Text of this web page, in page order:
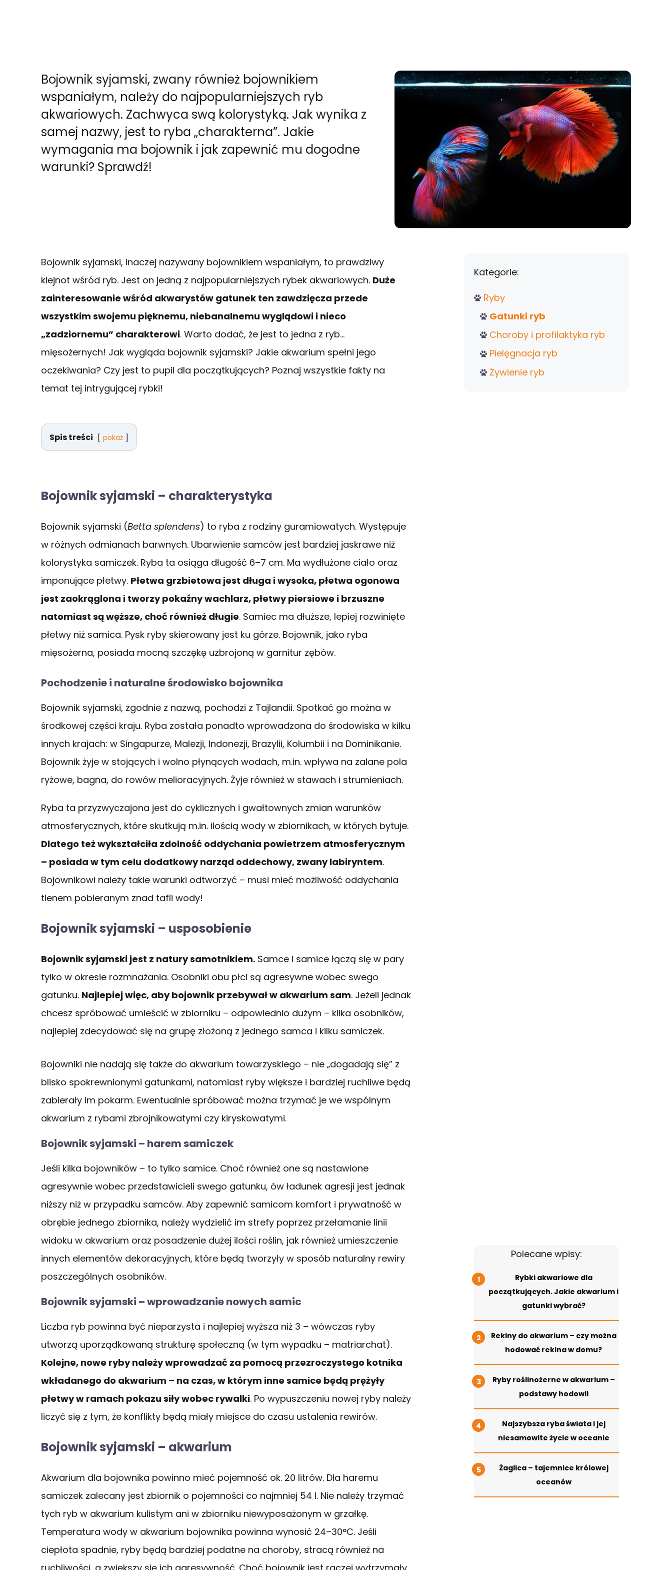
Bojownik syjamski, zwany również bojownikiem
wspaniałym, należy do najpopularniejszych ryb
akwariowych. Zachwyca swą kolorystyką. Jak wynika z
samej nazwy, jest to ryba „charakterna”. Jakie
wymagania ma bojownik i jak zapewnić mu dogodne
warunki? Sprawdź!
Bojownik syjamski, inaczej nazywany bojownikiem wspaniałym, to prawdziwy
klejnot wśród ryb. Jest on jedną z najpopularniejszych rybek akwariowych. Duże
zainteresowanie wśród akwarystów gatunek ten zawdzięcza przede
wszystkim swojemu pięknemu, niebanalnemu wyglądowi i nieco
„zadziornemu” charakterowi. Warto dodać, że jest to jedna z ryb…
mięsożernych! Jak wygląda bojownik syjamski? Jakie akwarium spełni jego
oczekiwania? Czy jest to pupil dla początkujących? Poznaj wszystkie fakty na
temat tej intrygującej rybki!
Spis treści pokaż
Bojownik syjamski – charakterystyka
Bojownik syjamski (Betta splendens) to ryba z rodziny guramiowatych. Występuje
w różnych odmianach barwnych. Ubarwienie samców jest bardziej jaskrawe niż
kolorystyka samiczek. Ryba ta osiąga długość 6–7 cm. Ma wydłużone ciało oraz
imponujące płetwy. Płetwa grzbietowa jest długa i wysoka, płetwa ogonowa
jest zaokrąglona i tworzy pokaźny wachlarz, płetwy piersiowe i brzuszne
natomiast są węższe, choć również długie. Samiec ma dłuższe, lepiej rozwinięte
płetwy niż samica. Pysk ryby skierowany jest ku górze. Bojownik, jako ryba
mięsożerna, posiada mocną szczękę uzbrojoną w garnitur zębów.
Pochodzenie i naturalne środowisko bojownika
Bojownik syjamski, zgodnie z nazwą, pochodzi z Tajlandii. Spotkać go można w
środkowej części kraju. Ryba została ponadto wprowadzona do środowiska w kilku
innych krajach: w Singapurze, Malezji, Indonezji, Brazylii, Kolumbii i na Dominikanie.
Bojownik żyje w stojących i wolno płynących wodach, m.in. wpływa na zalane pola
ryżowe, bagna, do rowów melioracyjnych. Żyje również w stawach i strumieniach.
Ryba ta przyzwyczajona jest do cyklicznych i gwałtownych zmian warunków
atmosferycznych, które skutkują m.in. ilością wody w zbiornikach, w których bytuje.
Dlatego też wykształciła zdolność oddychania powietrzem atmosferycznym
– posiada w tym celu dodatkowy narząd oddechowy, zwany labiryntem.
Bojownikowi należy takie warunki odtworzyć – musi mieć możliwość oddychania
tlenem pobieranym znad tafli wody!
Bojownik syjamski – usposobienie
Bojownik syjamski jest z natury samotnikiem. Samce i samice łączą się w pary
tylko w okresie rozmnażania. Osobniki obu płci są agresywne wobec swego
gatunku. Najlepiej więc, aby bojownik przebywał w akwarium sam. Jeżeli jednak
chcesz spróbować umieścić w zbiorniku – odpowiednio dużym – kilka osobników,
najlepiej zdecydować się na grupę złożoną z jednego samca i kilku samiczek.
Bojowniki nie nadają się także do akwarium towarzyskiego – nie „dogadają się” z
blisko spokrewnionymi gatunkami, natomiast ryby większe i bardziej ruchliwe będą
zabierały im pokarm. Ewentualnie spróbować można trzymać je we wspólnym
akwarium z rybami zbrojnikowatymi czy kiryskowatymi.
Bojownik syjamski – harem samiczek
Jeśli kilka bojowników – to tylko samice. Choć również one są nastawione
agresywnie wobec przedstawicieli swego gatunku, ów ładunek agresji jest jednak
niższy niż w przypadku samców. Aby zapewnić samicom komfort i prywatność w
obrębie jednego zbiornika, należy wydzielić im strefy poprzez przełamanie linii
widoku w akwarium oraz posadzenie dużej ilości roślin, jak również umieszczenie
innych elementów dekoracyjnych, które będą tworzyły w sposób naturalny rewiry
poszczególnych osobników.
Bojownik syjamski – wprowadzanie nowych samic
Liczba ryb powinna być nieparzysta i najlepiej wyższa niż 3 – wówczas ryby
utworzą uporządkowaną strukturę społeczną (w tym wypadku – matriarchat).
Kolejne, nowe ryby należy wprowadzać za pomocą przezroczystego kotnika
wkładanego do akwarium – na czas, w którym inne samice będą prężyły
płetwy w ramach pokazu siły wobec rywalki. Po wypuszczeniu nowej ryby należy
liczyć się z tym, że konflikty będą miały miejsce do czasu ustalenia rewirów.
Bojownik syjamski – akwarium
Akwarium dla bojownika powinno mieć pojemność ok. 20 litrów. Dla haremu
samiczek zalecany jest zbiornik o pojemności co najmniej 54 l. Nie należy trzymać
tych ryb w akwarium kulistym ani w zbiorniku niewyposażonym w grzałkę.
Temperatura wody w akwarium bojownika powinna wynosić 24–30°C. Jeśli
ciepłota spadnie, ryby będą bardziej podatne na choroby, stracą również na
Kategorie:
Ryby
Gatunki ryb
Choroby i profilaktyka ryb
Pielęgnacja ryb
Żywienie ryb
Polecane wpisy:
Rybki akwariowe dla
początkujących. Jakie akwarium i
gatunki wybrać?
Rekiny do akwarium – czy można
hodować rekina w domu?
Ryby roślinożerne w akwarium –
podstawy hodowli
Najszybsza ryba świata i jej
niesamowite życie w oceanie
Żaglica – tajemnice królowej
oceanów